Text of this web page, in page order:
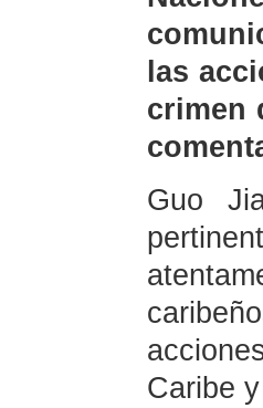
las
crimen
Guo
Caribe